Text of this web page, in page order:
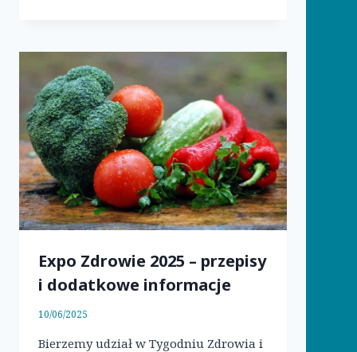
Expo Zdrowie 2025 – przepisy
i dodatkowe informacje
10/06/2025
Bierzemy udział w Tygodniu Zdrowia i